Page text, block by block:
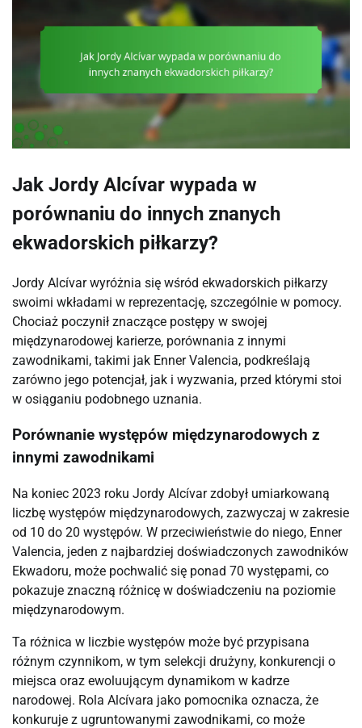
Jak Jordy Alcívar wypada w
porównaniu do innych znanych
ekwadorskich piłkarzy?
Jordy Alcívar wyróżnia się wśród ekwadorskich piłkarzy
swoimi wkładami w reprezentację, szczególnie w pomocy.
Chociaż poczynił znaczące postępy w swojej
międzynarodowej karierze, porównania z innymi
zawodnikami, takimi jak Enner Valencia, podkreślają
zarówno jego potencjał, jak i wyzwania, przed którymi stoi
w osiąganiu podobnego uznania.
Porównanie występów międzynarodowych z
innymi zawodnikami
Na koniec 2023 roku Jordy Alcívar zdobył umiarkowaną
liczbę występów międzynarodowych, zazwyczaj w zakresie
od 10 do 20 występów. W przeciwieństwie do niego, Enner
Valencia, jeden z najbardziej doświadczonych zawodników
Ekwadoru, może pochwalić się ponad 70 występami, co
pokazuje znaczną różnicę w doświadczeniu na poziomie
międzynarodowym.
Ta różnica w liczbie występów może być przypisana
różnym czynnikom, w tym selekcji drużyny, konkurencji o
miejsca oraz ewoluującym dynamikom w kadrze
narodowej. Rola Alcívara jako pomocnika oznacza, że
konkuruje z ugruntowanymi zawodnikami, co może